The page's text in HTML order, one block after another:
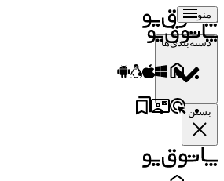
منو
دسته‌بندی‌ها
بستن